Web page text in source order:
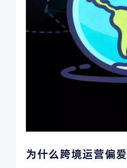
为什么跨境运营偏